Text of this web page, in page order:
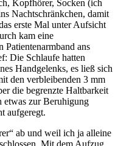
Kopfhörer, Socken (ich
Nachtschränkchen, damit
erste Mal unter Aufsicht
kam eine
Patientenarmband ans
Die Schlaufe hatten
Handgelenks, es ließ sich
den verbleibenden 3 mm
die begrenzte Haltbarkeit
etwas zur Beruhigung
aufgeregt.
ab und weil ich ja alleine
Mit dem Aufzug